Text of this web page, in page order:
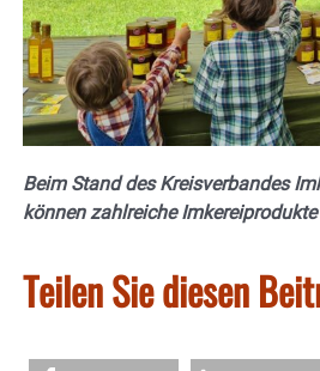
Beim Stand des Kreisverbandes
können zahlreiche
Teilen Sie diesen